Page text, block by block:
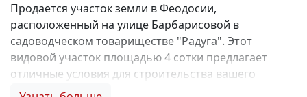
Продается участок земли в Феодосии,
расположенный на улице Барбарисовой в
садоводческом товариществе "Радуга". Этот
видовой участок площадью 4 сотки предлагает
отличные условия для строительства вашего
идеального дома. Юридический статус земельного